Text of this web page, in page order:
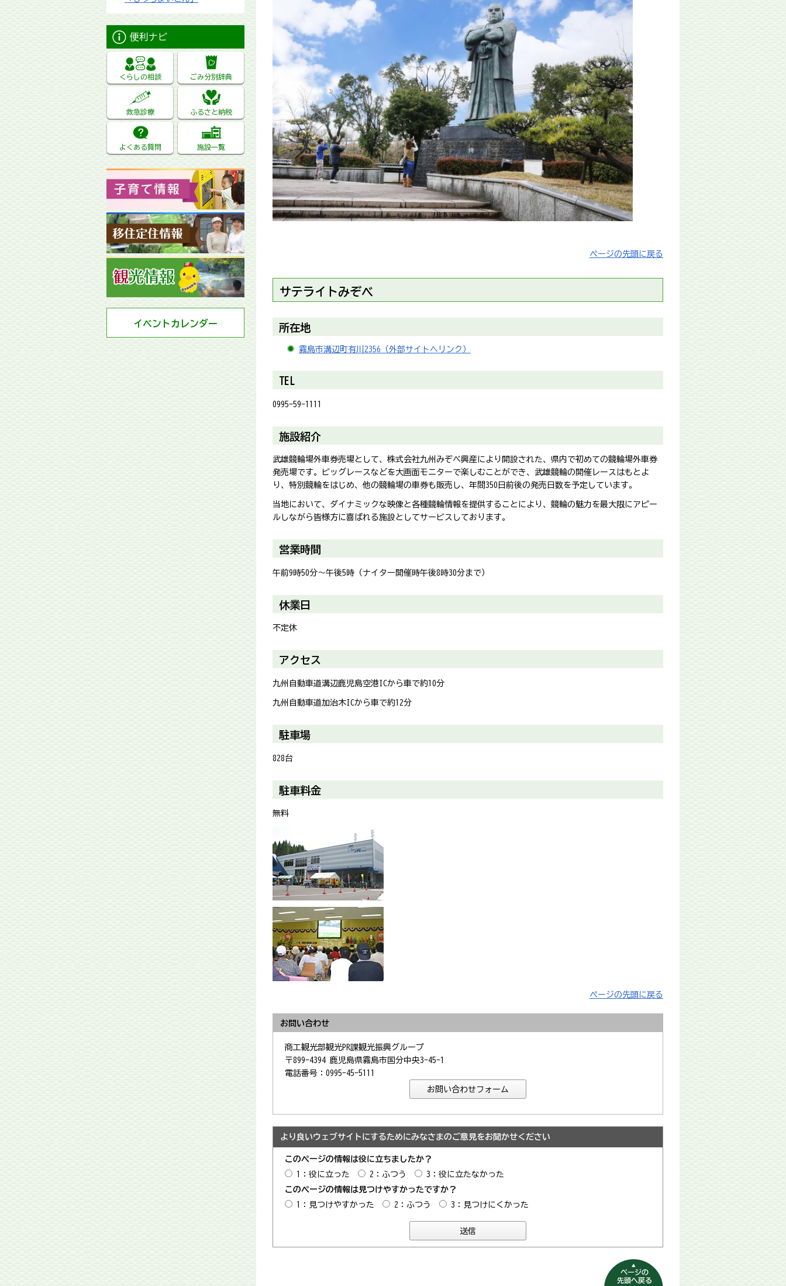
便利ナビ
くらしの相談 ごみ分別辞典
救急診療 ふるさと納税
よくある質問 施設一覧
イベントカレンダー
ページの先頭に戻る
サテライトみぞべ
所在地
霧島市溝辺町有川2356（外部サイトへリンク）
TEL
0995-59-1111
施設紹介
武雄競輪場外車券売場として、株式会社九州みぞべ興産により開設された、県内で初めての競輪場外車券
発売場です。ビッグレースなどを大画面モニターで楽しむことができ、武雄競輪の開催レースはもとよ
り、特別競輪をはじめ、他の競輪場の車券も販売し、年間350日前後の発売日数を予定しています。
当地において、ダイナミックな映像と各種競輪情報を提供することにより、競輪の魅力を最大限にアピー
ルしながら皆様方に喜ばれる施設としてサービスしております。
営業時間
午前9時50分～午後5時（ナイター開催時午後8時30分まで）
休業日
不定休
アクセス
九州自動車道溝辺鹿児島空港ICから車で約10分
九州自動車道加治木ICから車で約12分
駐車場
828台
駐車料金
無料
ページの先頭に戻る
お問い合わせ
商工観光部観光PR課観光振興グループ
〒899-4394 鹿児島県霧島市国分中央3-45-1
電話番号：0995-45-5111
より良いウェブサイトにするためにみなさまのご意見をお聞かせください
このページの情報は役に立ちましたか？
1：役に立った
2：ふつう
3：役に立たなかった
このページの情報は見つけやすかったですか？
1：見つけやすかった
2：ふつう 3：見つけにくかった
ページの先頭へ
戻る